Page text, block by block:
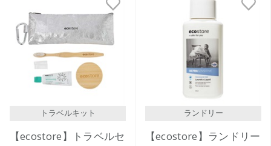
トラベルキット
【ecostore】トラベルセ
ランドリー
【ecostore】ランドリー